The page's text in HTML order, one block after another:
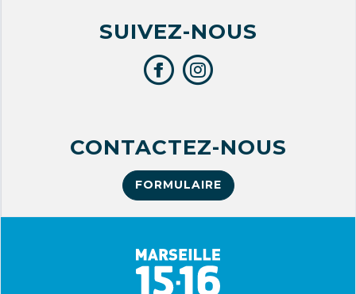
SUIVEZ-NOUS
CONTACTEZ-NOUS
FORMULAIRE